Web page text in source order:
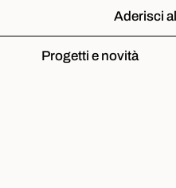
Aderisci
Progetti e novità